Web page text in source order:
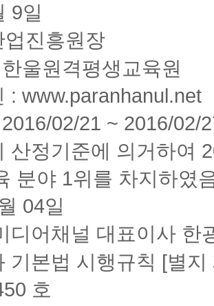
9일
업진흥원장
울원격평생교육원
: www.paranhanul.net
02/21 ~ 2016/02/
산정기준에 의거하여
분야 1위를 차지하였
04일
디어채널 대표이사 한
기본법 시행규칙 [별지
호